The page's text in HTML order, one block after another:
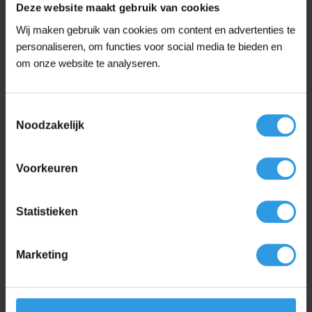
Deze website maakt gebruik van cookies
Wij maken gebruik van cookies om content en advertenties te
personaliseren, om functies voor social media te bieden en
om onze website te analyseren.
Noodzakelijk
Voorkeuren
Statistieken
Marketing
Hoge dekkracht
Zijdeglanzende afwerking
Stofdroog na 8 uur
Allereerst de ondergrond grondig ontvetten met Wixx
Daarna 1 laag Wixx PU Metaalprimer aanbrengen
Metaallak gedurende ongeveer 3 minuten goed
De verwerkingstemperatuur bedraagt minimaal